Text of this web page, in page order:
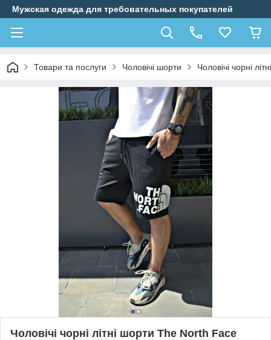
Мужская одежда для требовательных покупателей
Товари та послуги Чоловічі шорти Чоловічі чорні
Чоловічі чорні літні шорти The North Face